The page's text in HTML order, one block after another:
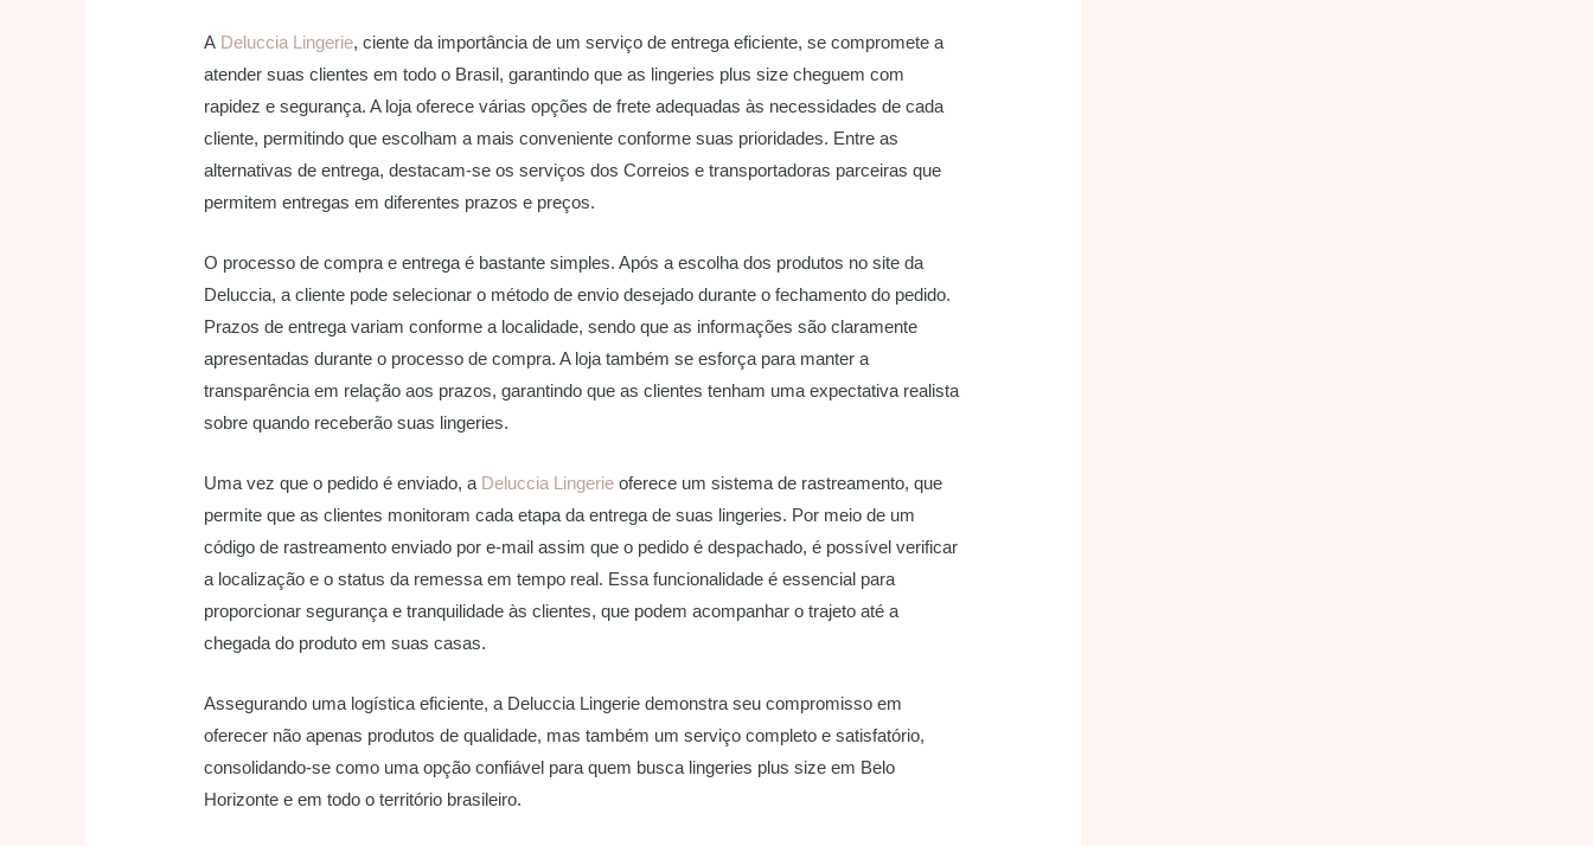
A Deluccia Lingerie, ciente da importância de um serviço de entrega eficiente, se compromete a
atender suas clientes em todo o Brasil, garantindo que as lingeries plus size cheguem com
rapidez e segurança. A loja oferece várias opções de frete adequadas às necessidades de cada
cliente, permitindo que escolham a mais conveniente conforme suas prioridades. Entre as
alternativas de entrega, destacam-se os serviços dos Correios e transportadoras parceiras que
permitem entregas em diferentes prazos e preços.
O processo de compra e entrega é bastante simples. Após a escolha dos produtos no site da
Deluccia, a cliente pode selecionar o método de envio desejado durante o fechamento do pedido.
Prazos de entrega variam conforme a localidade, sendo que as informações são claramente
apresentadas durante o processo de compra. A loja também se esforça para manter a
transparência em relação aos prazos, garantindo que as clientes tenham uma expectativa realista
sobre quando receberão suas lingeries.
Uma vez que o pedido é enviado, a Deluccia Lingerie oferece um sistema de rastreamento, que
permite que as clientes monitoram cada etapa da entrega de suas lingeries. Por meio de um
código de rastreamento enviado por e-mail assim que o pedido é despachado, é possível verificar
a localização e o status da remessa em tempo real. Essa funcionalidade é essencial para
proporcionar segurança e tranquilidade às clientes, que podem acompanhar o trajeto até a
chegada do produto em suas casas.
Assegurando uma logística eficiente, a Deluccia Lingerie demonstra seu compromisso em
oferecer não apenas produtos de qualidade, mas também um serviço completo e satisfatório,
consolidando-se como uma opção confiável para quem busca lingeries plus size em Belo
Horizonte e em todo o território brasileiro.